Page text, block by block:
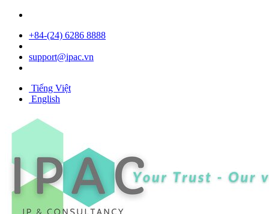
+84- (24) 6286 8888
support@ipac.vn
Tiếng Việt
English